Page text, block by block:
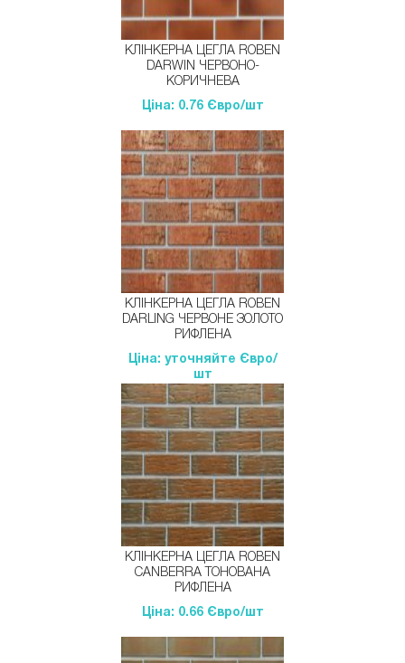
КЛІНКЕРНА ЦЕГЛА ROBEN
DARWIN ЧЕРВОНО-
КОРИЧНЕВА
Ціна: 0.76 Євро/шт
КЛІНКЕРНА ЦЕГЛА ROBEN
DARLING ЧЕРВОНЕ ЗОЛОТО
РИФЛЕНА
Ціна: уточняйте Євро/
шт
КЛІНКЕРНА ЦЕГЛА ROBEN
CANBERRA ТОНОВАНА
РИФЛЕНА
Ціна: 0.66 Євро/шт